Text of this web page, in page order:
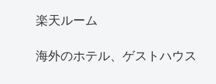
楽天ルーム
海外のホテル、ゲストハウス